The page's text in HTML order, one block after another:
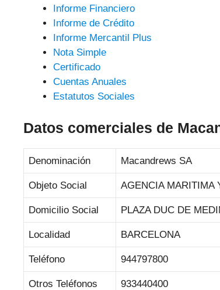
Informe Financiero
Informe de Crédito
Informe Mercantil Plus
Nota Simple
Certificado
Cuentas Anuales
Estatutos Sociales
Datos comerciales de
Denominación Macandrews SA
Objeto Social AGENCIA MARITIMA
Domicilio Social PLAZA DUC DE
Localidad BARCELONA
Teléfono 944797800
Otros Teléfonos 933440400